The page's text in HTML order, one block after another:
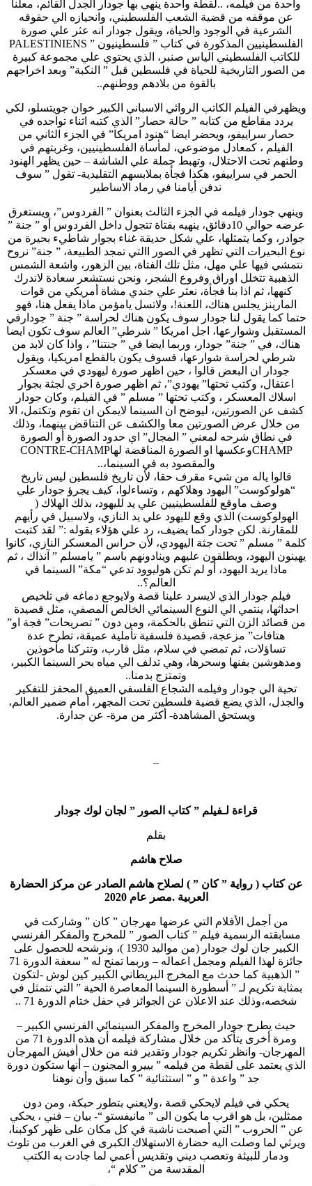
واحدة من فيلمه، ..لقطة واحدة ينهي بها جودار الجدل القائم، معلنا
عن موقفه من قضية الشعب الفلسطيني، وانحيازه الي حقوقه
الشرعية في الوجود والحياة، ويقول جودار انه عثر علي صورة
الفلسطينيين المذكورة في كتاب ” فلسطينيون ” PALESTINIENS
للكاتب الفلسطيني الياس صنبر، الذي يحتوي علي مجموعة كبيرة
من الصور التاريخية للحياة في فلسطين قبل ” النكبة” وبعد اخراجهم
بالقوة من بلادهم ووطنهم..
ويظهرفي الفيلم الكاتب الروائي الاسباني الكبير خوان جويتسلو، لكي
يردد مقاطع من كتابه ” حالة حصار” الذي كتبه اثناء تواجده في
حصار سراييفو، ويحضر ايضا “هنود امريكا” في الجزء الثاني من
الفيلم ، كمعادل موضوعي، لمأساة الفلسطينيين، وغربتهم في
وطنهم تحت الاحتلال، وتهبط جملة علي الشاشة – حين يظهر الهنود
الحمر في سراييفو، هكذا فجأة بملابسهم التقليدية- تقول ” سوف
ندفن أيامنا في رماد الاساطير
وينهي جودار فيلمه في الجزء الثالث بعنوان ” الفردوس”، ويستغرق
عرضه حوالي 10دقائق، ينهيه بفتاة تتجول داخل الفردوس أو ” جنة ”
جوادر، وكما يتمثلها، علي شكل حديقة غناء بجوار شاطيء بحيرة من
نوع البحيرات التي تظهر في الصور االتي تمجد الطبيعة، ” جنة” نروح
نتمشي فيها علي مهل، مثل تلك الفتاة، بين الزهور، واشعة الشمس
الذهبية تتخلل اوراق وفروع الشجر، ونحن نستشعر سعادة لاندرك
كنهها، ثم اذا بنا فجأة، نعثر علي جندي مشاة أمريكي من قوات
المارينز يجلس هناك، اللعنة!، ولاتسل يامؤمن ماذا يفعل هنا، فهو
حتما كما يقول لنا جودار سوف يكون هناك لحراسة ” جنة ” جودارفي
المستقبل وشوارعها، اجل امريكا ” شرطي” العالم سوف تكون ايضا
هناك، في ” جنة” جودار، وربما ايضا في ” جنتنا” ، واذا كان لابد من
شرطي لحراسة شوارعها، فسوف يكون بالقطع امريكيا، ويقول
جودار ان البعض قالوا ، حين اظهر صورة ليهودي في معسكر
اعتقال، وكتب تحتها” يهودي”، ثم اظهر صورة اخري لجثة بجوار
اسلاك المعسكر ، وكتب تحتها ” مسلم ” في الفيلم، وكان جودار
كشف عن الصورتين، ليوضح ان السينما لايمكن ان تقوم وتكتمل، الا
من خلال عرض الصورتين معا والكشف عن التناقض بينهما، وذلك
في نطاق شرحه لمعني ” المجال” اي حدود الصورة أو الصورة
CHAMPوعكسها او الصورة المناقضة لهاCONTRE-CHAMP
والمقصود به في السينما،..
قالوا ياله من شيء مقرف حقا، لأن تاريخ فلسطين ليس تاريخ
“هولوكوست” اليهود وهلاكهم ، وتساءلوا، كيف يجرؤ جودار علي
وصف ماوقع للفلسطينيين علي يد لليهود، بذلك الهلاك (
الهولوكوست) الذي وقع لليهود علي يد النازي، ولاسبيل في رأيهم
للمقارنة. لكن جودار كما يضيف، رد علي هؤلاء بقوله :” لقد كتبت
كلمة ” مسلم ” تحت جثة اليهودي، لأن حراس المعسكر النازي، كانوا
يهينون اليهود، ويطلقون عليهم وينادونهم باسم ” يامسلم ” آنذاك ، ثم
ماذا يريد اليهود، أو لم تكن هوليوود تدعي “مكة” السينما في
العالم؟..
فيلم جودار الذي لايسرد علينا قصة ولايوجع دماغه في تلخيص
احداثها، ينتمي الي النوع السينمائي الخالص المصفي، مثل قصيدة
من قصائد الزن التي تنطق بالحكمة، ومن دون ” تصريحات” فجة او”
هتافات” مزعجة، قصيدة فلسفية تأملية عميقة، تطرح عدة
تساؤلات، ثم تمضي في سلام، مثل قارب، وتتركنا مأخوذين
ومدهوشين بفنها وسحرها، وهي تدلف الي مياه بحر السينما الكبير،
وتمتزج بدمنا..
تحية الي جودار وفيلمه الشجاع الفلسفي العميق المحفز للتفكير
والجدل، الذي يضع قضية فلسطين تحت المجهر، أمام ضمير العالم،
ويستحق المشاهدة- أكثر من مرة- عن جدارة.
–
قراءة لـفيلم ” كتاب الصور ” لجان لوك جودار
بقلم
صلاح هاشم
عن كتاب ( رواية ” كان ” ) لصلاح هاشم الصادر عن مركز الحضارة
العربية .مصر عام 2020
من أجمل الأفلام التي عرضها مهرجان ” كان ” وشاركت في
مسابقته الرسمية فيلم ” كتاب الصور ” للمخرج والمفكر الفرنسي
الكبير جان لوك جودار (من مواليد 1930 )، ونرشحه للحصول على
جائزة لهذا الفيلم ومجمل اعماله – وربما تمنح له ” سعفة الدورة 71
” الذهبية كما حدث مع المخرج البريطاني الكبير كين لوش -لتكون
بمثابة تكريم لـ ” أسطورة السينما المعاصرة الحية ” التي تتمثل في
شخصه،وذلك عند الاعلان عن الجوائز في حفل ختام الدورة 71 ..
حيث يطرح جودار المخرج والمفكر السينمائي الفرنسي الكبير –
ومرة أخرى يتأكد من خلال مشاركة فيلمه أن هذه الدورة 71 من
المهرجان- وانظر تكريم جودار وتقدير فنه من خلال أفيش المهرجان
الذي يعتمد على لقطة من فيلمه ” بييرو المجنون – أنها ستكون دورة
جد ” واعدة ” و ” استثنائية ” كما سبق وأن نوهنا
يحكي في فيلم لايحكي قصة ،ولايعني بتطور حبكة، ومن دون
ممثلين، بل هو اقرب ما يكون الى ” مانيفستو “- بيان – فني ، يحكي
عن ” الحروب ” التي أصبحت ناشبة في كل مكان على ظهر كوكبنا،
ويرثي لما وصلت اليه حضارة الاستهلاك الكبرى في الغرب من تلوث
ودمار للبيئة وتعصب ديني وتقديس أعمي لما جادت به الكتب
المقدسة من ” كلام “،